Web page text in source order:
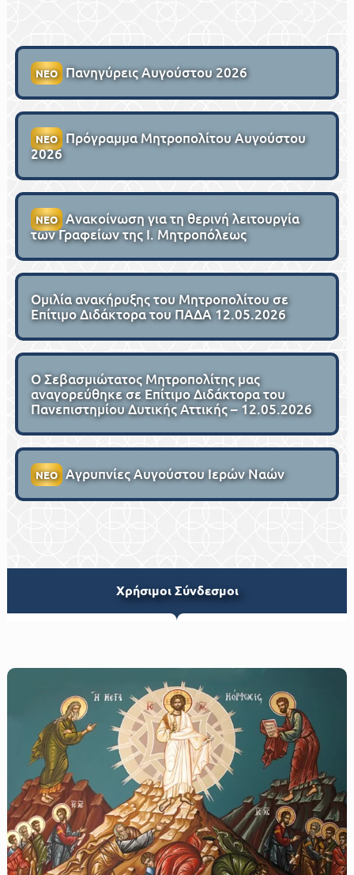
ΝΕΟ Πανηγύρεις Αυγούστου 2026
ΝΕΟ Πρόγραμμα Μητροπολίτου Αυγούστου
2026
ΝΕΟ Ανακοίνωση για τη θερινή λειτουργία
των Γραφείων της Ι. Μητροπόλεως
Ομιλία ανακήρυξης του Μητροπολίτου σε
Επίτιμο Διδάκτορα του ΠΑΔΑ 12.05.2026
Ο Σεβασμιώτατος Μητροπολίτης μας
αναγορεύθηκε σε Επίτιμο Διδάκτορα του
Πανεπιστημίου Δυτικής Αττικής – 12.05.2026
ΝΕΟ Αγρυπνίες Αυγούστου Ιερών Ναών
Xρήσιμοι Σύνδεσμοι